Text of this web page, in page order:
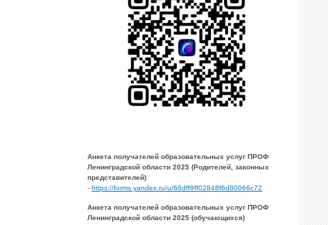
Анкета получателей образовательных услуг ПРОФ
Ленинградской области 2025 (Родителей, законных
представителей)
- https://forms.yandex.ru/u/68dff9ff02848f6d80066c72
Анкета получателей образовательных услуг ПРОФ
Ленинградской области 2025 (обучающихся)